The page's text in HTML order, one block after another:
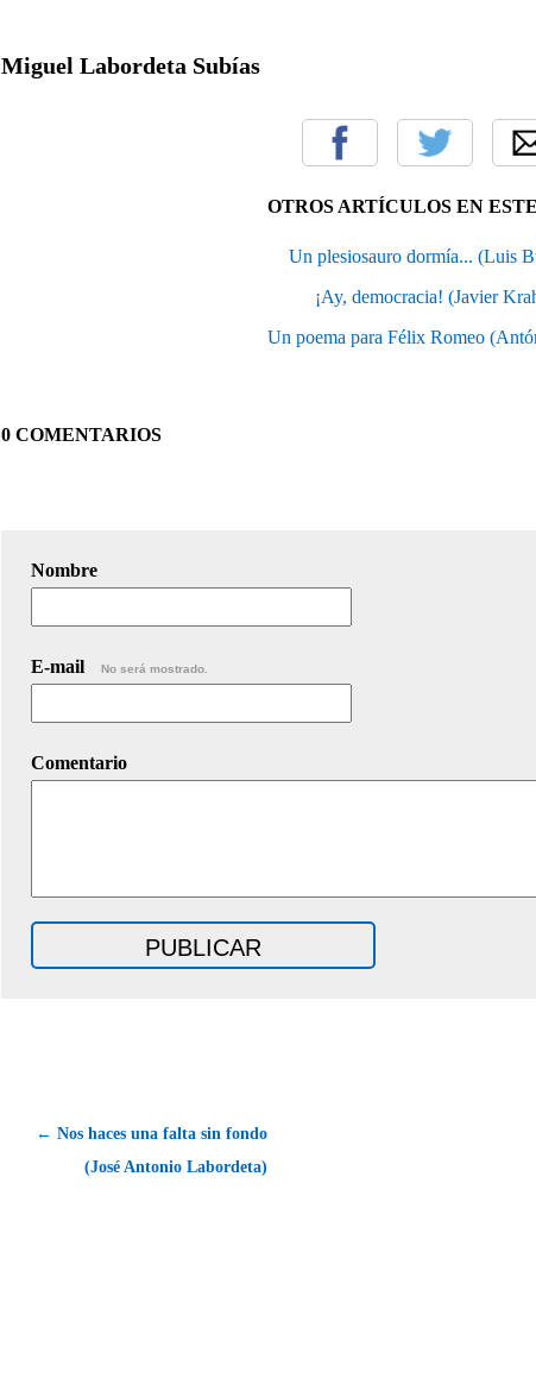
Miguel Labordeta Subías
OTROS ARTÍCULOS EN
Un plesiosauro dormía... (Luis
¡Ay, democracia! (Javier
Un poema para Félix Romeo
0 COMENTARIOS
Nombre
E-mail No será mostrado.
Comentario
← Nos haces una falta sin fondo
(José Antonio Labordeta)